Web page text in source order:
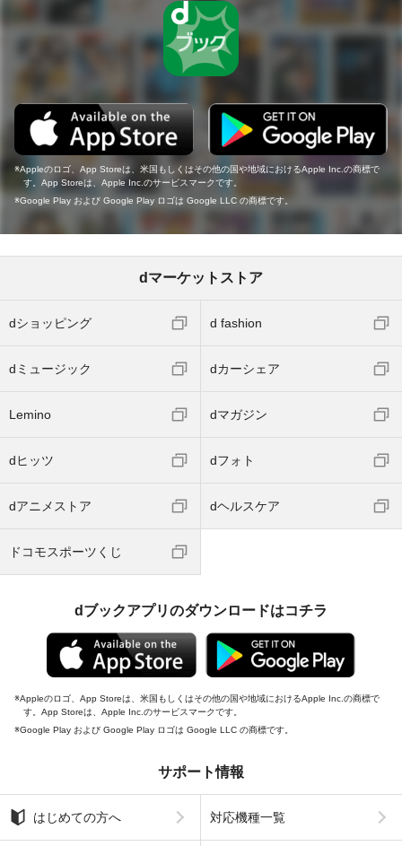
Appleのロゴ、App Storeは、米国もしくはその他の国や地域におけるApple Inc.の商標で
す。App Storeは、Apple Inc.のサービスマークです。
Google Play および Google Play ロゴは Google LLC の商標です。
dマーケットストア
dショッピング d fashion
dミュージック dカーシェア
Lemino dマガジン
dヒッツ dフォト
dアニメストア dヘルスケア
ドコモスポーツくじ
dブックアプリのダウンロードはコチラ
Appleのロゴ、App Storeは、米国もしくはその他の国や地域におけるApple Inc.の商標で
す。App Storeは、Apple Inc.のサービスマークです。
Google Play および Google Play ロゴは Google LLC の商標です。
サポート情報
はじめての方へ 対応機種一覧